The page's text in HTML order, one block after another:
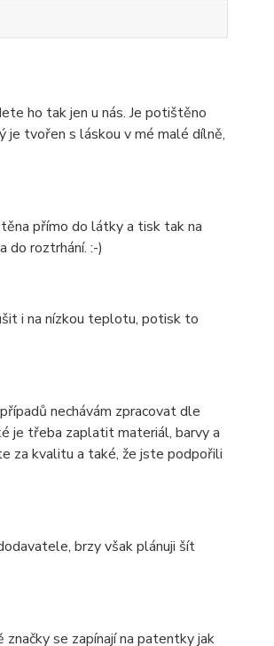
ho tak jen u nás. Je potištěno
je tvořen s láskou v mé malé dílně,
přímo do látky a tisk tak na
do roztrhání. :-)
i na nízkou teplotu, potisk to
nechávám zpracovat dle
je třeba zaplatit materiál, barvy a
za kvalitu a také, že jste podpořili
brzy však plánuji šít
se zapínají na patentky jak